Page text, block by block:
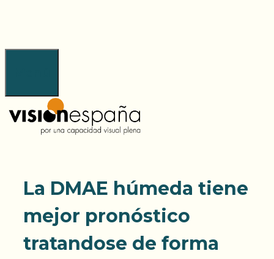
La DMAE húmeda tiene
mejor pronóstico
tratandose de forma